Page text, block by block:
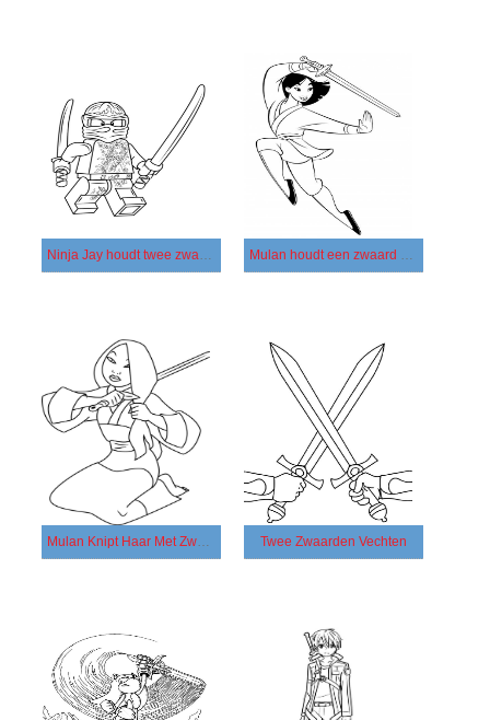
Ninja Jay houdt twee zwaarden vast Mulan houdt een zwaard vast
Mulan Knipt Haar Met Zwaard Twee Zwaarden Vechten